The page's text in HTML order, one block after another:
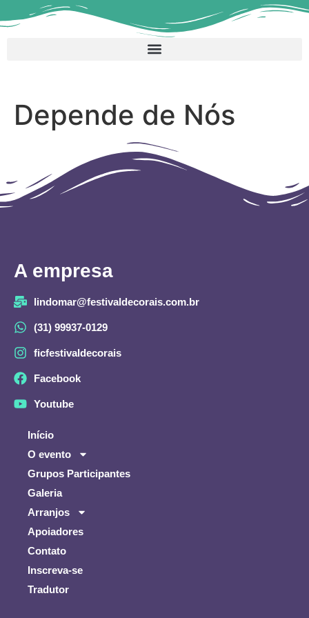
Depende de Nós
A empresa
lindomar@festivaldecorais.com.br
(31) 99937-0129
ficfestivaldecorais
Facebook
Youtube
Início
O evento
Grupos Participantes
Galeria
Arranjos
Apoiadores
Contato
Inscreva-se
Tradutor